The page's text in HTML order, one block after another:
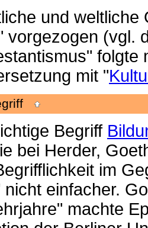
und
vorgezogen (vgl.
folgte
mit "
Begriff
bei Herder,
im
nicht einfacher.
machte